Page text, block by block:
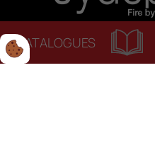
CATALOGUES